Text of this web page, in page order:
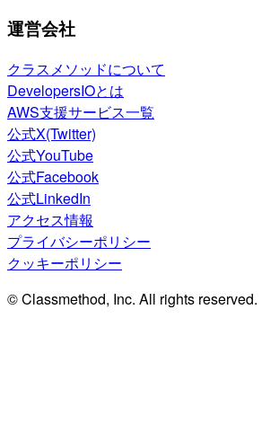
運営会社
クラスメソッドについて
DevelopersIOとは
AWS支援サービス一覧
公式X(Twitter)
公式YouTube
公式Facebook
公式LinkedIn
アクセス情報
プライバシーポリシー
クッキーポリシー
© Classmethod, Inc. All rights reserved.